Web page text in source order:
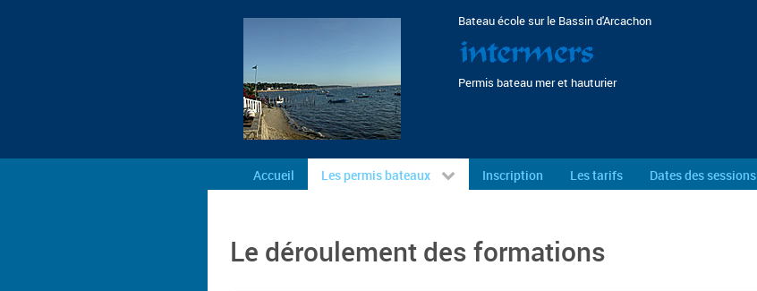
Bateau école sur le Bassin d'Arcachon
Permis bateau mer et hauturier
Accueil Les permis bateaux Inscription Les tarifs Dates des sessions
Le déroulement des formations